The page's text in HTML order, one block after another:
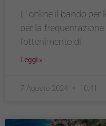
E’ online il bando
per la
l’ottenimento di
Leggi »
7 Agosto 2024 10:41